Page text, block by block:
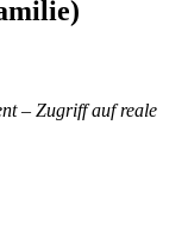
– Zugriff auf reale